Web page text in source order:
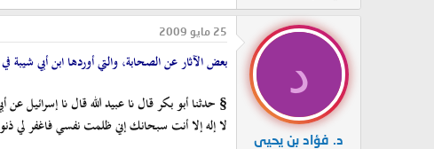
د
د. فؤاد بن يحيى
25 مايو 2009
بعض الآثار عن الصحابة، والتي أوردها ابن أبي شيبة في
§ حدثنا أبو بكر قال نا عبيد الله قال نا إسرائيل
لا إله إلا أنت سبحانك إني ظلمت نفسي فاغفر لي